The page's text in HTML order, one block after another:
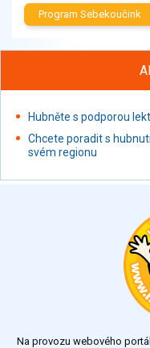
Sušené směsi
Polotovary, hotové
Proteinové výrobky,
Nápoje alkoholické
Restaurace, jídelny,
Fastfood
Studená kuchyně,
Program Sebekoučink
Hubněte s podporou
Chcete poradit s
svém regionu
Na provozu webového